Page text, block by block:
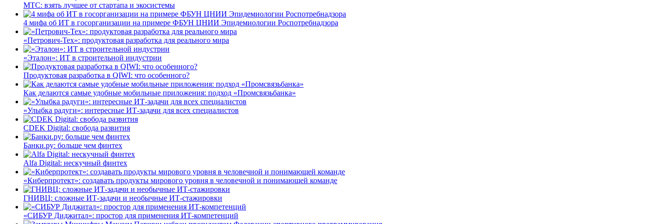
МТС: взять лучшее от стартапа и экосистемы
4 мифа об ИТ в госорганизации на примере ФБУН ЦНИИ Эпидемиологии Роспотребнадзора
«Петрович-Тех»: продуктовая разработка для реального мира
«Эталон»: ИТ в строительной индустрии
Продуктовая разработка в QIWI: что особенного?
Как делаются самые удобные мобильные приложения: подход «Промсвязьбанка»
«Улыбка радуги»: интересные ИТ-задачи для всех специалистов
CDEK Digital: свобода развития
Банки.ру: больше чем финтех
Alfa Digital: нескучный финтех
«Киберпротект»: создавать продукты мирового уровня в человечной и понимающей команде
ГНИВЦ: сложные ИТ‑задачи и необычные ИТ‑стажировки
«СИБУР Диджитал»: простор для применения ИТ-компетенций